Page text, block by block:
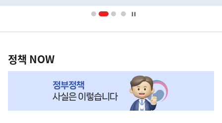
영
책
NOW,
정책 NOW